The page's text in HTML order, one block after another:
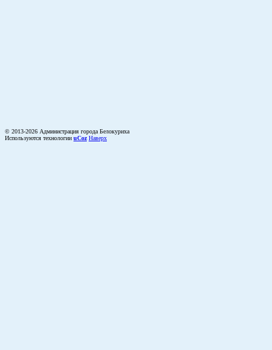
© 2013-2026 Администрация города Белокуриха
Используются технологии uCoz Наверх